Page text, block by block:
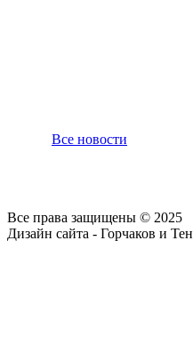
Все новости
Все права защищены © 2025
Дизайн сайта - Горчаков и Тен